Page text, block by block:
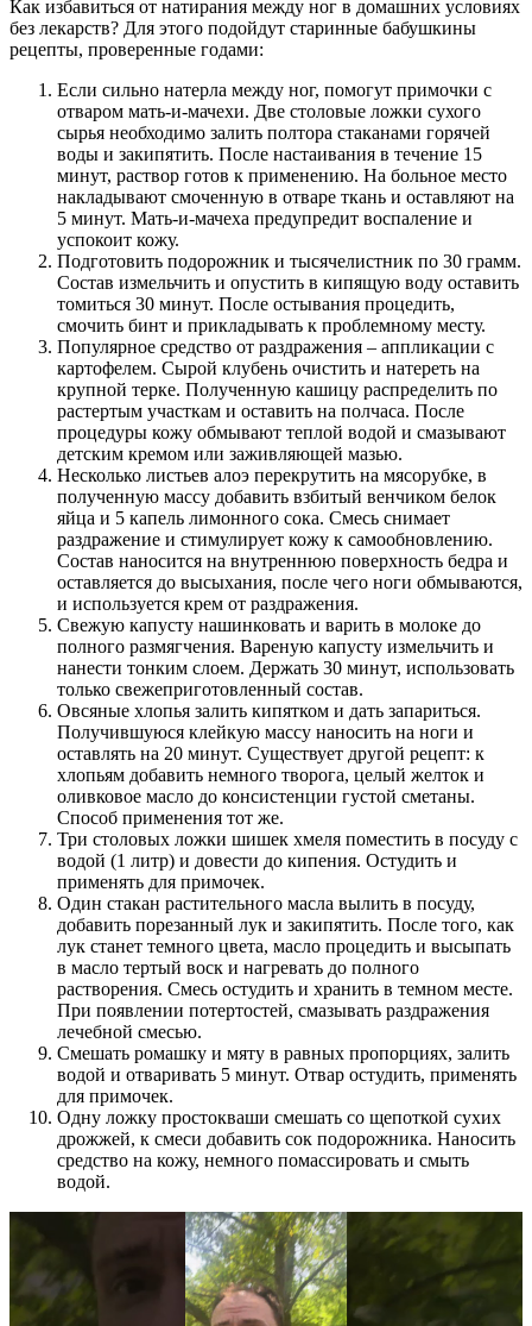
Как избавиться от натирания между ног в домашних условиях
без лекарств? Для этого подойдут старинные бабушкины
рецепты, проверенные годами:
Если сильно натерла между ног, помогут примочки с
отваром мать-и-мачехи. Две столовые ложки сухого
сырья необходимо залить полтора стаканами горячей
воды и закипятить. После настаивания в течение 15
минут, раствор готов к применению. На больное место
накладывают смоченную в отваре ткань и оставляют на
5 минут. Мать-и-мачеха предупредит воспаление и
успокоит кожу.
Подготовить подорожник и тысячелистник по 30 грамм.
Состав измельчить и опустить в кипящую воду оставить
томиться 30 минут. После остывания процедить,
смочить бинт и прикладывать к проблемному месту.
Популярное средство от раздражения – аппликации с
картофелем. Сырой клубень очистить и натереть на
крупной терке. Полученную кашицу распределить по
растертым участкам и оставить на полчаса. После
процедуры кожу обмывают теплой водой и смазывают
детским кремом или заживляющей мазью.
Несколько листьев алоэ перекрутить на мясорубке, в
полученную массу добавить взбитый венчиком белок
яйца и 5 капель лимонного сока. Смесь снимает
раздражение и стимулирует кожу к самообновлению.
Состав наносится на внутреннюю поверхность бедра и
оставляется до высыхания, после чего ноги обмываются,
и используется крем от раздражения.
Свежую капусту нашинковать и варить в молоке до
полного размягчения. Вареную капусту измельчить и
нанести тонким слоем. Держать 30 минут, использовать
только свежеприготовленный состав.
Овсяные хлопья залить кипятком и дать запариться.
Получившуюся клейкую массу наносить на ноги и
оставлять на 20 минут. Существует другой рецепт: к
хлопьям добавить немного творога, целый желток и
оливковое масло до консистенции густой сметаны.
Способ применения тот же.
Три столовых ложки шишек хмеля поместить в посуду с
водой (1 литр) и довести до кипения. Остудить и
применять для примочек.
Один стакан растительного масла вылить в посуду,
добавить порезанный лук и закипятить. После того, как
лук станет темного цвета, масло процедить и высыпать
в масло тертый воск и нагревать до полного
растворения. Смесь остудить и хранить в темном месте.
При появлении потертостей, смазывать раздражения
лечебной смесью.
Смешать ромашку и мяту в равных пропорциях, залить
водой и отваривать 5 минут. Отвар остудить, применять
для примочек.
Одну ложку простокваши смешать со щепоткой сухих
дрожжей, к смеси добавить сок подорожника. Наносить
средство на кожу, немного помассировать и смыть
водой.